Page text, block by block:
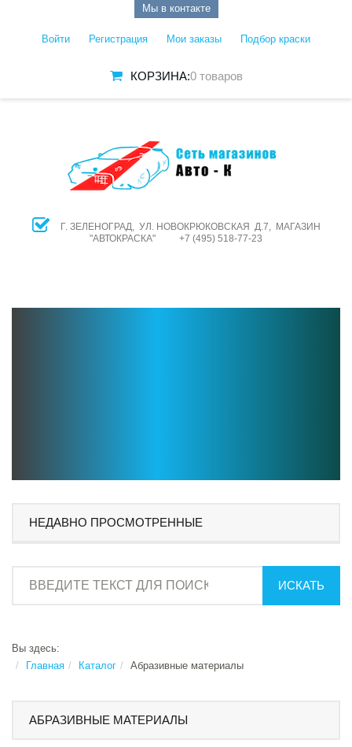
Мы в контакте
Войти Регистрация Мои заказы Подбор краски
КОРЗИНА:0 товаров
Г. ЗЕЛЕНОГРАД, УЛ. НОВОКРЮКОВСКАЯ Д.7, МАГАЗИН
"АВТОКРАСКА" +7 (495) 518-77-23
НЕДАВНО ПРОСМОТРЕННЫЕ
ИСКАТЬ
Вы здесь:
Главная
Каталог Абразивные материалы
АБРАЗИВНЫЕ МАТЕРИАЛЫ